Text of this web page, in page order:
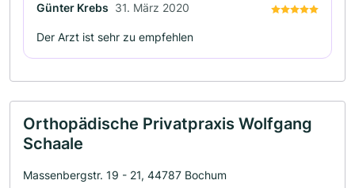
Günter Krebs 31. März 2020
Der Arzt ist sehr zu empfehlen
Orthopädische Privatpraxis Wolfgang
Schaale
Massenbergstr. 19 - 21, 44787 Bochum